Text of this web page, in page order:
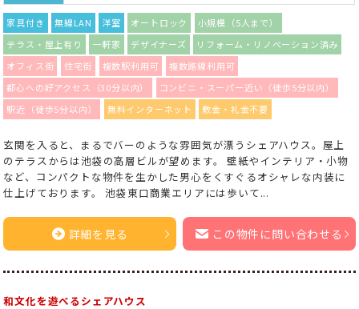
家具付き 無線LAN 洋室 オートロック
小規模（5人まで）
テラス・屋上有り
一軒家 デザイナーズ
リフォーム・リノベーション済み
オフィス街
住宅街 複数駅利用可
複数路線利用可
都心への好アクセス（30分以内）
コンビニ・スーパー近い（徒歩5分以内）
駅近（徒歩5分以内）
無料インターネット 敷金・礼金不要
玄関を入ると、まるでバーのような雰囲気が漂うシェアハウス。屋上
のテラスからは池袋の高層ビルが望めます。 壁紙やインテリア・小物
など、コンパクトな物件を生かした男心をくすぐるオシャレな内装に
仕上げております。 池袋東口商業エリアには歩いて...
詳細を見る この物件に問い合わせる
和文化を遊べるシェアハウス